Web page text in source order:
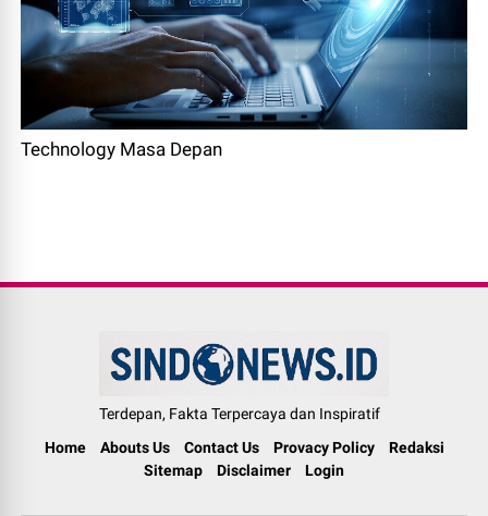
Technology Masa Depan
Terdepan, Fakta Terpercaya dan Inspiratif
Home
Abouts Us Contact Us Provacy Policy
Redaksi
Sitemap
Disclaimer Login